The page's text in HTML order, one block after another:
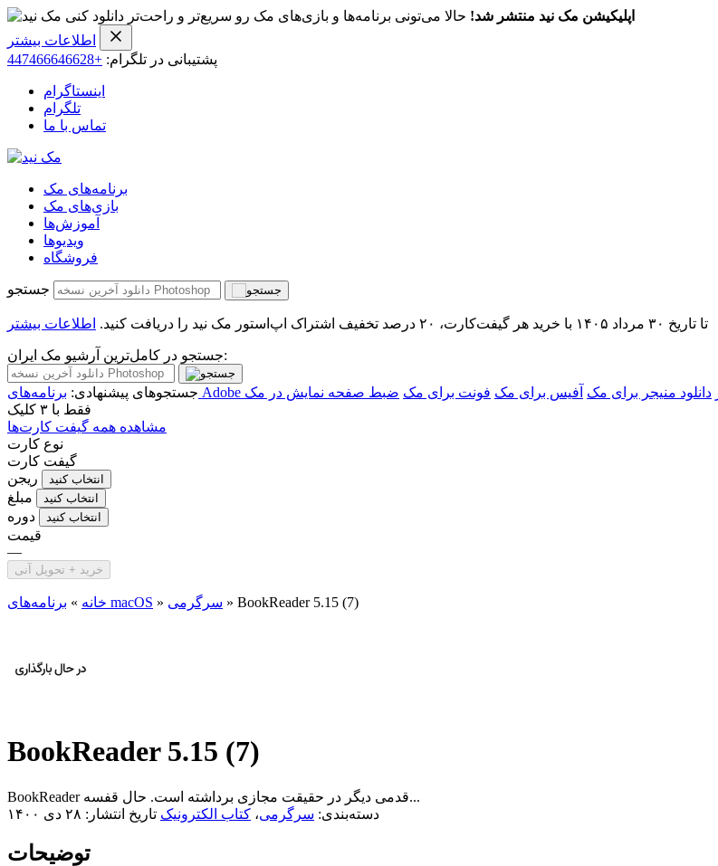
اپلیکیشن مک نید منتشر شد! حالا می‌تونی برنامه‌ها و بازی‌های مک رو سریع‌تر و راحت‌تر دانلود کنی
اطلاعات بیشتر
پشتیبانی در تلگرام: +447466646628
اینستاگرام
تلگرام
تماس با ما
برنامه‌های مک
بازی‌های مک
آموزش‌ها
ویدیو‌ها
فروشگاه
جستجو
تا تاریخ ۳۰ مرداد ۱۴۰۵ با خرید هر گیفت‌کارت، ۲۰ درصد تخفیف اشتراک اپ‌استور مک نید را دریافت کنید. اطلاعات بیشتر
جستجو در کامل‌ترین آرشیو مک ایران:
جستجوهای پیشنهادی: دانلود منیجر برای مک آفیس برای مک فونت برای مک ضبط صفحه نمایش در مک
فقط با ۳ کلیک
مشاهده همه گیفت کارت‌ها
نوع کارت
گیفت کارت
ریجن
انتخاب کنید
مبلغ انتخاب کنید
دوره انتخاب کنید
قیمت
—
خرید + تحویل آنی
خانه » برنامه‌های macOS » سرگرمی » BookReader 5.15 (7)
BookReader 5.15 (7)
BookReader قدمی دیگر در حقیقت مجازی برداشته است. حال قفسه...
دسته‌بندی: سرگرمی، کتاب الکترونیک تاریخ انتشار: ۲۸ دی ۱۴۰۰
توضیحات